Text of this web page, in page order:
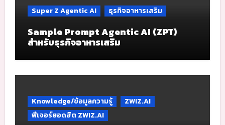
Super Z Agentic AI ธุรกิจอาหารเสริม
Sample Prompt Agentic AI (ZPT)
สำหรับธุรกิจอาหารเสริม
Knowledge/ข้อมูลความรู้
ZWIZ.AI
ฟีเจอร์ยอดฮิต ZWIZ.AI